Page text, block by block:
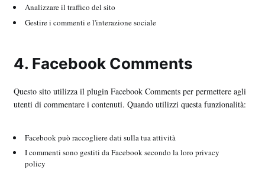
Analizzare il traffico del sito
Gestire i commenti e l'interazione sociale
4. Facebook Comments
Questo sito utilizza il plugin Facebook Comments per permettere agli
utenti di commentare i contenuti. Quando utilizzi questa funzionalità:
Facebook può raccogliere dati sulla tua attività
I commenti sono gestiti da Facebook secondo la loro privacy
policy